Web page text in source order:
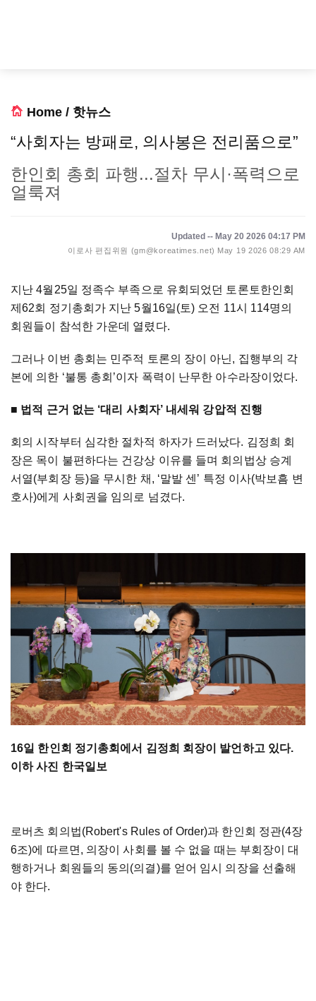
Home / 핫뉴스
“사회자는 방패로, 의사봉은 전리품으로”
한인회 총회 파행...절차 무시·폭력으로
얼룩져
Updated -- May 20 2026 04:17 PM
이로사 편집위원 (gm@koreatimes.net) May 19 2026 08:29 AM
지난 4월25일 정족수 부족으로 유회되었던 토론토한인회
제62회 정기총회가 지난 5월16일(토) 오전 11시 114명의
회원들이 참석한 가운데 열렸다.
그러나 이번 총회는 민주적 토론의 장이 아닌, 집행부의 각
본에 의한 ‘불통 총회’이자 폭력이 난무한 아수라장이었다.
■ 법적 근거 없는 ‘대리 사회자’ 내세워 강압적 진행
회의 시작부터 심각한 절차적 하자가 드러났다. 김정희 회
장은 목이 불편하다는 건강상 이유를 들며 회의법상 승계
서열(부회장 등)을 무시한 채, ‘말발 센’ 특정 이사(박보흠 변
호사)에게 사회권을 임의로 넘겼다.
16일 한인회 정기총회에서 김정희 회장이 발언하고 있다.
이하 사진 한국일보
로버츠 회의법(Robert's Rules of Order)과 한인회 정관(4장
6조)에 따르면, 의장이 사회를 볼 수 없을 때는 부회장이 대
행하거나 회원들의 동의(의결)를 얻어 임시 의장을 선출해
야 한다.